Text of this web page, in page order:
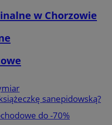
w Chorzowie
sanepidowską?
do -70%